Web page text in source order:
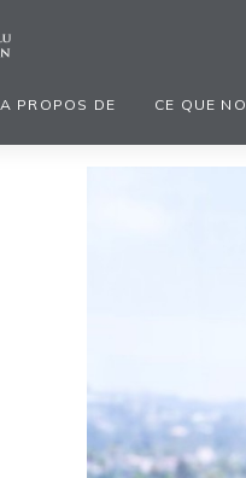
A PROPOS DE CE QUE